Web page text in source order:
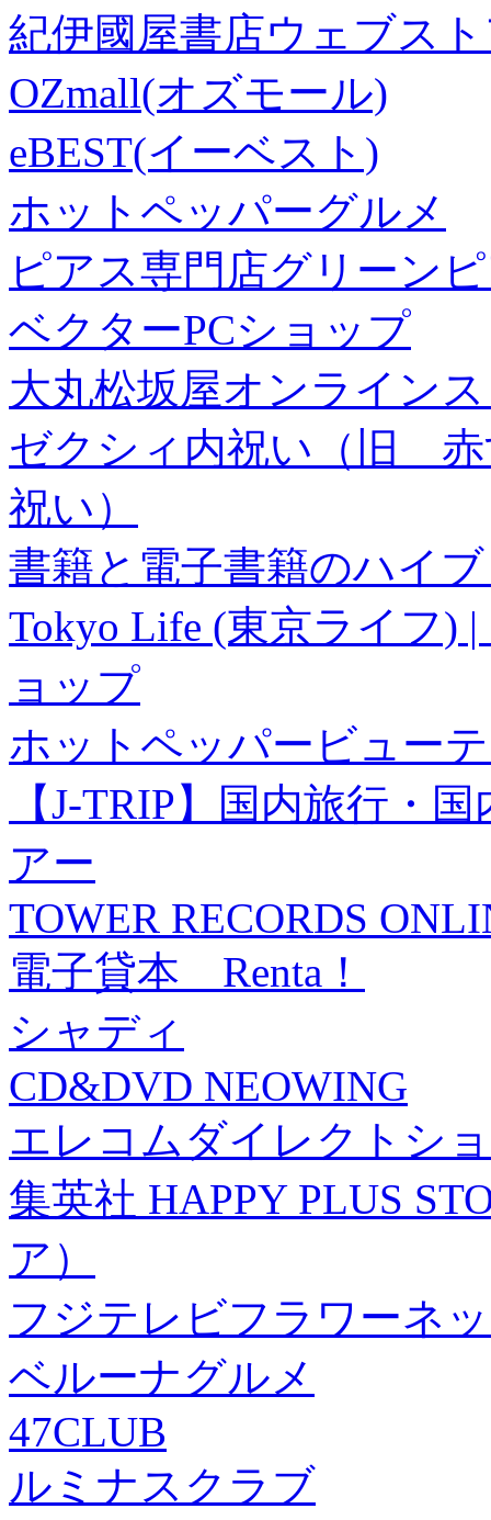
紀伊國屋書店ウェブス
OZmall(オズモール)
eBEST(イーベスト)
ホットペッパーグルメ
ピアス専門店グリーン
ベクターPCショップ
大丸松坂屋オンライン
ゼクシィ内祝い（旧 赤
祝い）
書籍と電子書籍のハイ
Tokyo Life (東京ライフ)
ョップ
ホットペッパービュー
【J-TRIP】国内旅行・
アー
TOWER RECORDS
電子貸本 Renta！
シャディ
CD&DVD NEOWING
エレコムダイレクトシ
集英社 HAPPY PLUS
ア）
フジテレビフラワーネ
ベルーナグルメ
47CLUB
ルミナスクラブ